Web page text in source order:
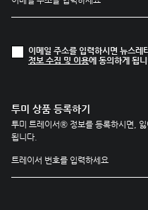
이메일 주소를 입력하시면 뉴스레
정보 수집 및 이용에 동의하게 됩니
투미 상품 등록하기
투미 트레이서® 정보를 등록하시면,
됩니다.